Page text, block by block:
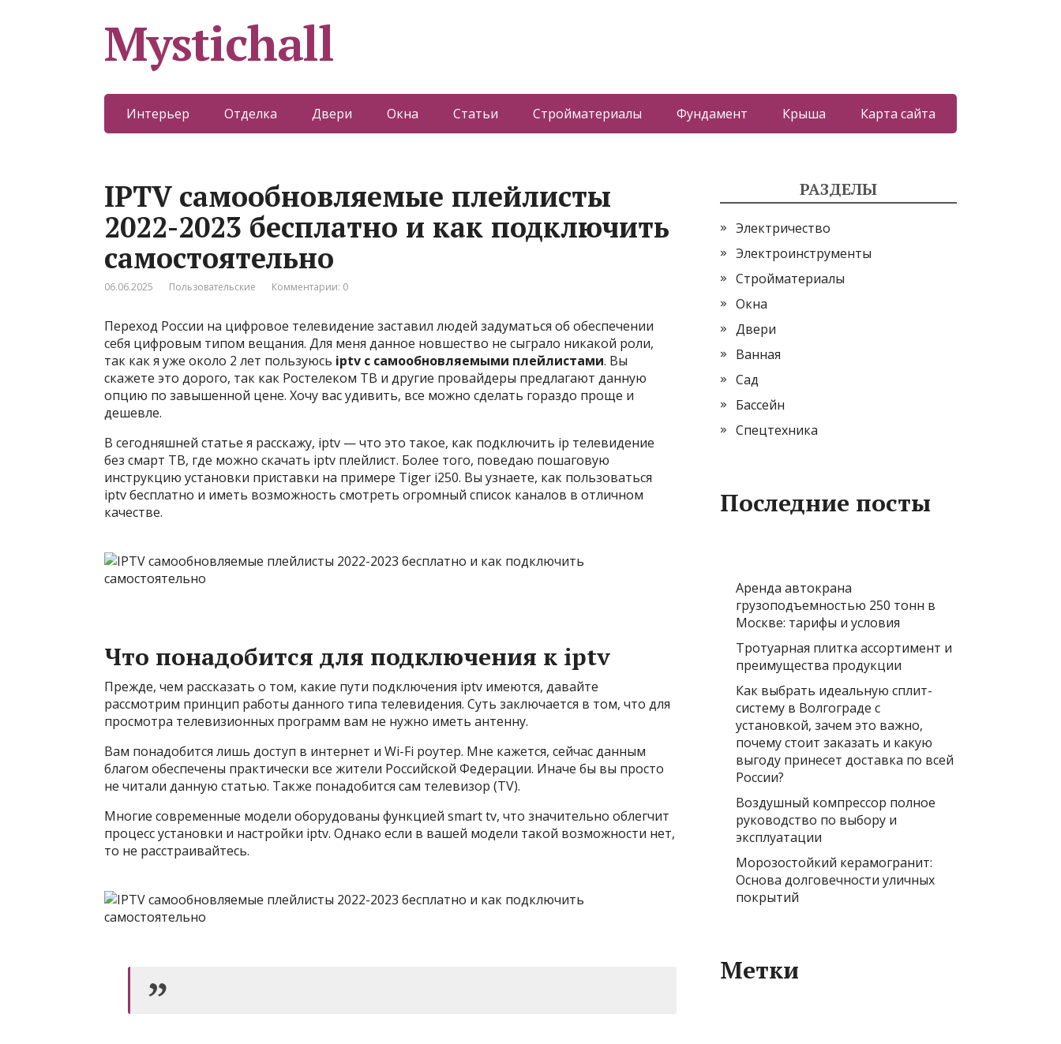
Mystichall
Интерьер Отделка Двери Окна Статьи Стройматериалы Фундамент Крыша Карта сайта
IPTV самообновляемые плейлисты
2022-2023 бесплатно и как подключить
самостоятельно
06.06.2025 Пользовательские Комментарии: 0
Переход России на цифровое телевидение заставил людей задуматься об обеспечении
себя цифровым типом вещания. Для меня данное новшество не сыграло никакой роли,
так как я уже около 2 лет пользуюсь iptv с самообновляемыми плейлистами. Вы
скажете это дорого, так как Ростелеком ТВ и другие провайдеры предлагают данную
опцию по завышенной цене. Хочу вас удивить, все можно сделать гораздо проще и
дешевле.
В сегодняшней статье я расскажу, iptv — что это такое, как подключить ip телевидение
без смарт ТВ, где можно скачать iptv плейлист. Более того, поведаю пошаговую
инструкцию установки приставки на примере Tiger i250. Вы узнаете, как пользоваться
iptv бесплатно и иметь возможность смотреть огромный список каналов в отличном
качестве.
Что понадобится для подключения к iptv
Прежде, чем рассказать о том, какие пути подключения iptv имеются, давайте
рассмотрим принцип работы данного типа телевидения. Суть заключается в том, что для
просмотра телевизионных программ вам не нужно иметь антенну.
Вам понадобится лишь доступ в интернет и Wi-Fi роутер. Мне кажется, сейчас данным
благом обеспечены практически все жители Российской Федерации. Иначе бы вы просто
не читали данную статью. Также понадобится сам телевизор (TV).
Многие современные модели оборудованы функцией smart tv, что значительно облегчит
процесс установки и настройки iptv. Однако если в вашей модели такой возможности нет,
то не расстраивайтесь.
РАЗДЕЛЫ
Электричество
Электроинструменты
Стройматериалы
Окна
Двери
Ванная
Сад
Бассейн
Спецтехника
Последние посты
Аренда автокрана
грузоподъемностью 250 тонн в
Москве: тарифы и условия
Тротуарная плитка ассортимент и
преимущества продукции
Как выбрать идеальную сплит-
систему в Волгограде с
установкой, зачем это важно,
почему стоит заказать и какую
выгоду принесет доставка по всей
России?
Воздушный компрессор полное
руководство по выбору и
эксплуатации
Морозостойкий керамогранит:
Основа долговечности уличных
покрытий
Метки